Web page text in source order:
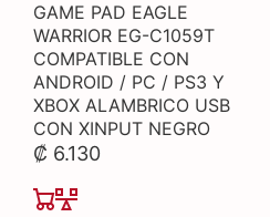
GAME PAD EAGLE
WARRIOR EG-C1059T
COMPATIBLE CON
ANDROID / PC / PS3 Y
XBOX ALAMBRICO USB
CON XINPUT NEGRO
₡ 6.130